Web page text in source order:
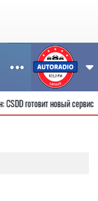
CSDD готовит новый